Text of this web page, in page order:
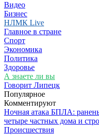
Видео
Бизнес
НЛМК Live
Главное в стране
Спорт
Экономика
Политика
Здоровье
А знаете ли вы
Говорит Липецк
Популярное
Комментируют
Ночная атака БПЛА:
четыре частных дома и
Происшествия